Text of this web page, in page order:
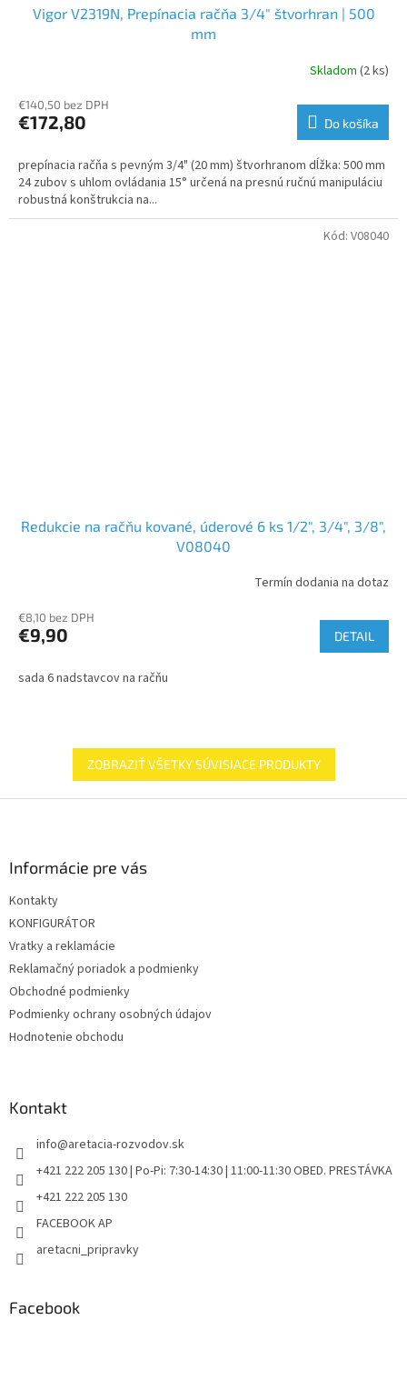
Vigor V2319N, Prepínacia račňa 3/4" štvorhran | 500
mm
Skladom (2 ks)
€140,50 bez DPH
€172,80 Do košíka
prepínacia račňa s pevným 3/4" (20 mm) štvorhranom dĺžka: 500 mm
24 zubov s uhlom ovládania 15° určená na presnú ručnú manipuláciu
robustná konštrukcia na...
Redukcie na račňu kované, úderové 6 ks 1/2", 3/4", 3/8",
V08040
Termín dodania na dotaz
€8,10 bez DPH
€9,90 DETAIL
sada 6 nadstavcov na račňu
Kód: V08040
ZOBRAZIŤ VŠETKY SÚVISIACE PRODUKTY
Informácie pre vás
Kontakty
KONFIGURÁTOR
Vratky a reklamácie
Reklamačný poriadok a podmienky
Obchodné podmienky
Podmienky ochrany osobných údajov
Hodnotenie obchodu
Kontakt
info@aretacia-rozvodov.sk
+421 222 205 130 | Po-Pi: 7:30-14:30 | 11:00-11:30 OBED. PRESTÁVKA
+421 222 205 130
FACEBOOK AP
aretacni_pripravky
Facebook